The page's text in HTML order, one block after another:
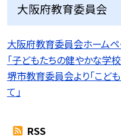
大阪府教育委員会
大阪府教育委員会ホーム
「子どもたちの健やかな学
堺市教育委員会より「こど
て」
RSS